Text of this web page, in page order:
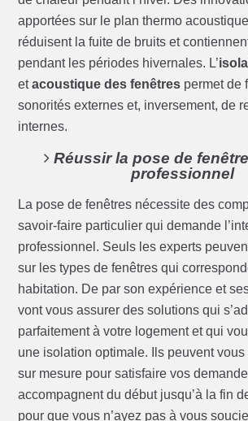
apportées sur le plan thermo
réduisent la fuite de bruits et
pendant les périodes hivernales. L’
etacoustique des fenêtres permet de
sonorités externes et, inversement, de
internes.
Réussir la pose de
professionnel
La pose de fenêtres nécessite des
savoir-faire particulier qui demande
professionnel. Seuls les experts
sur les types de fenêtres qui
habitation. De par son expérience et
vont vous assurer des solutions qui
parfaitement à votre logement et qui
une isolation optimale. Ils peuvent vous
sur mesure pour satisfaire vos
accompagnent du début jusqu’à la fin
pour que vous n’ayez pas à vous